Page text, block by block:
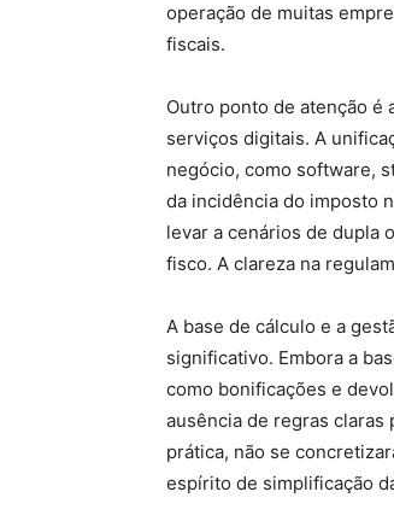
operação de muitas
fiscais.
Outro ponto de atenção é
serviços digitais. A
negócio, como software,
da incidência do imposto
levar a cenários de dupla
fisco. A clareza na
A base de cálculo e a
significativo. Embora a
como bonificações e
ausência de regras
prática, não se
espírito de simplificação